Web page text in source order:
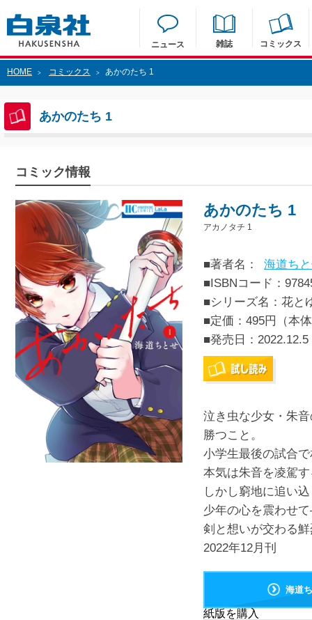
ニュース 雑誌 コミックス
HOME > コミックス > あかのたち 1
あかのたち 1
コミック情報
あかのたち 1
アカノタチ 1
■著者名：
海道ち
■ISBNコード：
■シリーズ名：花と
■定価：495円（本
■発売日： 2022.12.5
泣き虫な少女・朱
勝つこと。
小学生最後の試合
本気は朱音を凌駕
しかし窮地に追い
少年の心を震わ
剣と想いが交わる
2022年12月刊
海道
紙版を購入